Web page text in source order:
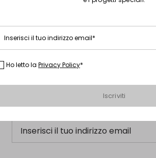
Iscriviti alla nostra
arrivi, gli eventi e i progetti
Inserisci il tuo indirizzo email
Inserisci il tuo indirizzo email*
Ho letto la Privacy Policy*
Iscriviti